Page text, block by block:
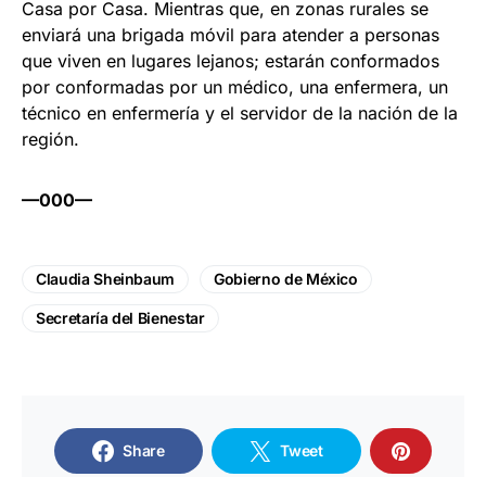
Casa por Casa. Mientras que, en zonas rurales se
enviará una brigada móvil para atender a personas
que viven en lugares lejanos; estarán conformados
por conformadas por un médico, una enfermera, un
técnico en enfermería y el servidor de la nación de la
región.
—000—
Claudia Sheinbaum Gobierno de México
Secretaría del Bienestar
Share Tweet